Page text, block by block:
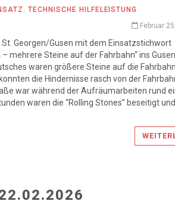
,TECHNISCHE HILFELEISTUNG
Februar
St. Georgen/Gusen mit dem Einsatzstichwort
mehrere Steine auf der Fahrbahn“ ins
waren größere Steine auf die Fahrbahn
die Hindernisse rasch von der
war während der Aufräumarbeiten rund
waren die “Rolling Stones” beseitigt